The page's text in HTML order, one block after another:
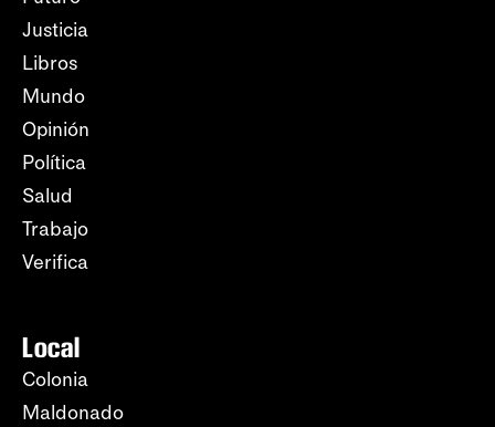
Justicia
Libros
Mundo
Opinión
Política
Salud
Trabajo
Verifica
Local
Colonia
Maldonado